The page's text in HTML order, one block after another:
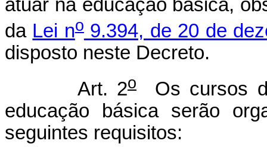
atuar na educação básica,
da Lei no9.394, de 20 de
disposto neste Decreto.
Art. 2o
Os cursos
educação básica serão
seguintes requisitos: